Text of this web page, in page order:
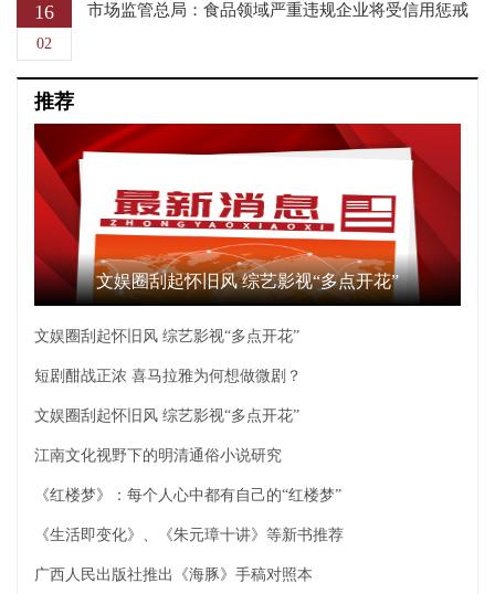
16
02
市场监管总局：食品领域严重违规企业将受信用惩戒
推荐
文娱圈刮起怀旧风 综艺影视“多点开花”
文娱圈刮起怀旧风 综艺影视“多点开花”
短剧酣战正浓 喜马拉雅为何想做微剧？
文娱圈刮起怀旧风 综艺影视“多点开花”
江南文化视野下的明清通俗小说研究
《红楼梦》：每个人心中都有自己的“红楼梦”
《生活即变化》、《朱元璋十讲》等新书推荐
广西人民出版社推出《海豚》手稿对照本